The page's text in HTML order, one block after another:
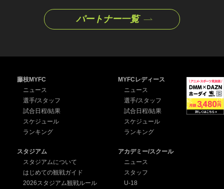
パートナー一覧
藤枝MYFC
ニュース
選手/スタッフ
試合日程/結果
スケジュール
ランキング
MYFCレディース
ニュース
選手/スタッフ
試合日程/結果
スケジュール
ランキング
スタジアム
スタジアムについて
はじめての観戦ガイド
2026スタジアム観戦ルール
アカデミー/スクール
ニュース
スタッフ
U-18